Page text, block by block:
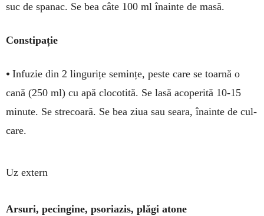
suc de spanac. Se bea câte 100 ml înainte de masă.
Constipație
• Infuzie din 2 lingurițe semin­țe, peste care se toarnă o
cană (250 ml) cu apă clo­co­tită. Se lasă acope­rită 10-15
minute. Se stre­coară. Se bea ziua sau seara, înainte de cul­­
ca­re.
Uz extern
Arsuri, pecingine, psoriazis, plăgi atone